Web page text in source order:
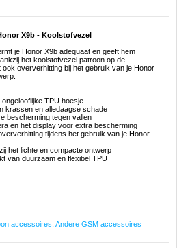
X9b - Koolstofvezel
je Honor X9b adequaat en geeft hem
het koolstofvezel patroon op de
oververhitting bij het gebruik van je Honor
TPU hoesje
krassen en alledaagse schade
bescherming tegen vallen
en het display voor extra bescherming
tijdens het gebruik van je Honor
het lichte en compacte ontwerp
van duurzaam en flexibel TPU
accessoires Andere GSM accessoires